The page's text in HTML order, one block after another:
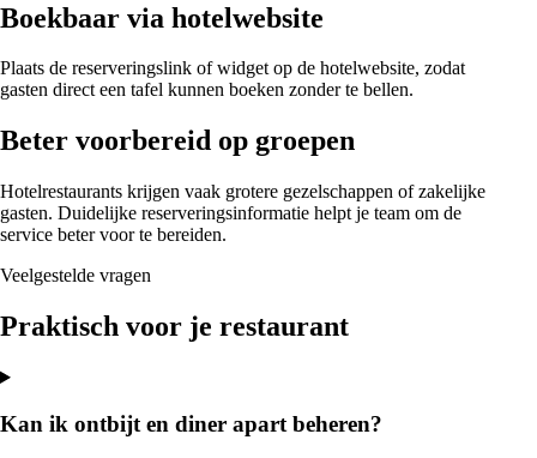
Boekbaar via hotelwebsite
Plaats de reserveringslink of widget op de hotelwebsite, zodat
gasten direct een tafel kunnen boeken zonder te bellen.
Beter voorbereid op groepen
Hotelrestaurants krijgen vaak grotere gezelschappen of zakelijke
gasten. Duidelijke reserveringsinformatie helpt je team om de
service beter voor te bereiden.
Veelgestelde vragen
Praktisch voor je restaurant
Kan ik ontbijt en diner apart beheren?